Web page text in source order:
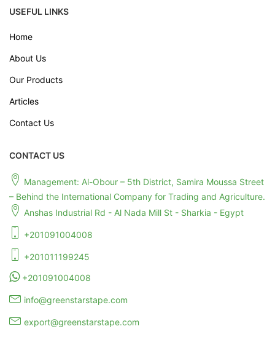
USEFUL LINKS
Home
About Us
Our Products
Articles
Contact Us
CONTACT US
Management: Al-Obour – 5th District, Samira Moussa Street
– Behind the International Company for Trading and Agriculture.
Anshas Industrial Rd - Al Nada Mill St - Sharkia - Egypt
+201091004008
+201011199245
+201091004008
info@greenstarstape.com
export@greenstarstape.com